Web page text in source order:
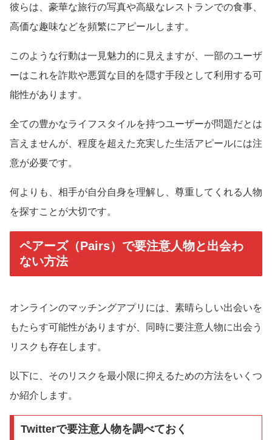
彼らは、豪華な旅行の写真や高級なレストランでの食事、
高価な趣味などを頻繁にアピールします。
このような行動は一見魅力的に見えますが、一部のユーザ
ーはこれを詐欺や悪質な目的を隠す手段として利用する可
能性があります。
全ての豊かなライフスタイルを持つユーザーが問題だとは
言えませんが、程度を超えた充実した生活アピールには注
意が必要です。
何よりも、相手が自分自身を理解し、尊重してくれる人物
を探すことが大切です。
ペアーズ（Pairs）で要注意人物と出会わ
ない方法
オンラインのマッチングアプリには、素晴らしい出会いを
もたらす可能性がありますが、同時に要注意人物に出会う
リスクも存在します。
以下に、そのリスクを最小限に抑えるための方法をいくつ
か紹介します。
Twitterで要注意人物を調べておく